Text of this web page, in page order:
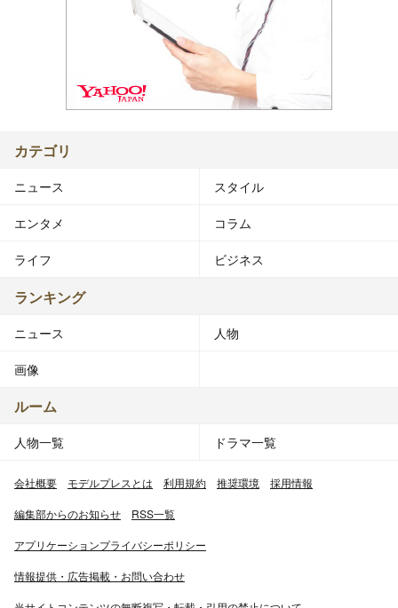
カテゴリ
ニュース スタイル
エンタメ コラム
ライフ ビジネス
ランキング
ニュース 人物
画像
ルーム
人物一覧 ドラマ一覧
会社概要 モデルプレスとは 利用規約 推奨環境 採用情報
編集部からのお知らせ RSS一覧
アプリケーションプライバシーポリシー
情報提供・広告掲載・お問い合わせ